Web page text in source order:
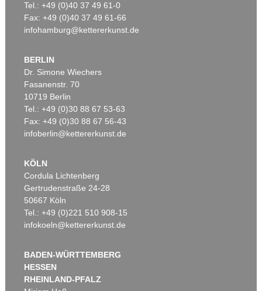
Tel.: +49 (0)40 37 49 61-0
Fax: +49 (0)40 37 49 61-66
infohamburg@kettererkunst.de
BERLIN
Dr. Simone Wiechers
Fasanenstr. 70
10719 Berlin
Tel.: +49 (0)30 88 67 53-63
Fax: +49 (0)30 88 67 56-43
infoberlin@kettererkunst.de
KÖLN
Cordula Lichtenberg
Gertrudenstraße 24-28
50667 Köln
Tel.: +49 (0)221 510 908-15
infokoeln@kettererkunst.de
BADEN-WÜRTTEMBERG
HESSEN
RHEINLAND-PFALZ